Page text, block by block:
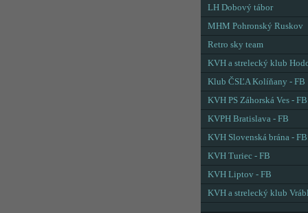
LH Dobový tábor
MHM Pohronský Ruskov
Retro sky team
KVH a strelecký klub
Klub ČSĽA Kolíňany - FB
KVH PS Záhorská Ves - FB
KVPH Bratislava - FB
KVH Slovenská brána - FB
KVH Turiec - FB
KVH Liptov - FB
KVH a strelecký klub